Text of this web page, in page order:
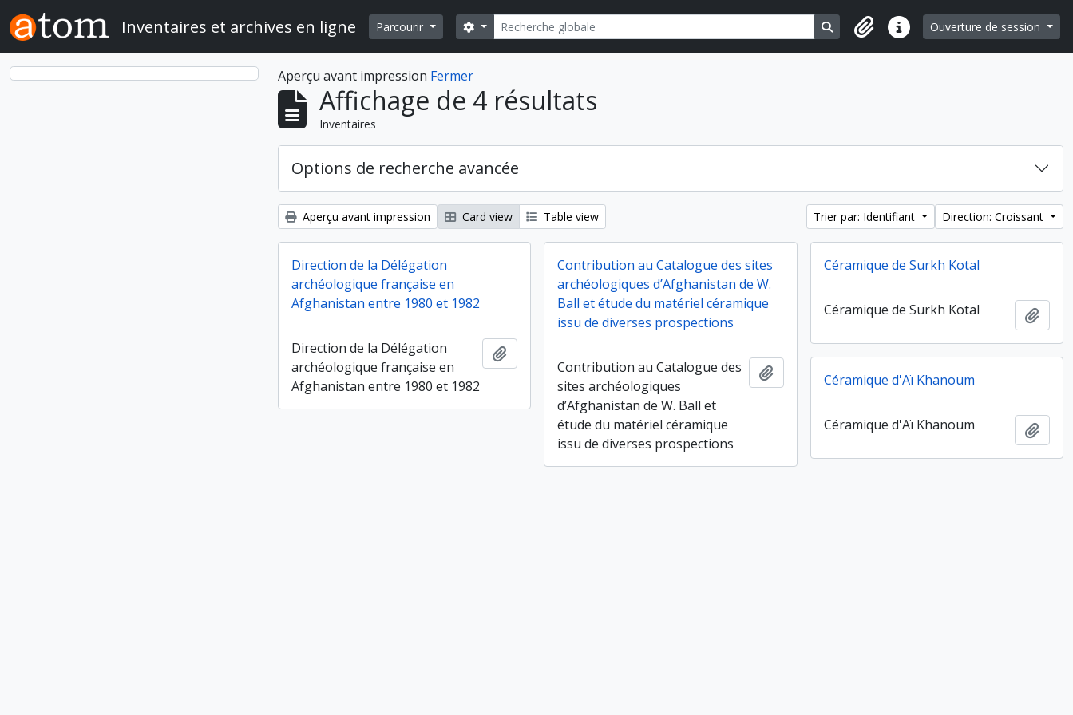
Skip to main content
Inventaires et archives en ligne Parcourir Rechercher
Search options Search in browse page
Liens rapidesOuverture de session
Aperçu avant impression Fermer
Affichage de 4 résultats
Inventaires
Options de recherche avancée
Aperçu avant impression Card view Table view Trier par: Identifiant Direction: Croissant
Direction de la Délégation
archéologique française en
Afghanistan entre 1980 et 1982
Direction de la Délégation
archéologique française en
Afghanistan entre 1980 et 1982
Contribution au Catalogue des sites
archéologiques d’Afghanistan de W.
Ball et étude du matériel céramique
issu de diverses prospections
Contribution au Catalogue des
sites archéologiques
d’Afghanistan de W. Ball et
étude du matériel céramique
issu de diverses prospections
Ajouter au presse-papier
Céramique de Surkh Kotal
Céramique de Surkh Kotal
Céramique d'Aï Khanoum
Céramique d'Aï Khanoum